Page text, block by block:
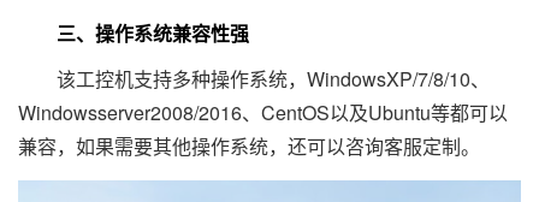
三、操作系统兼容性强
该工控机支持多种操作系统，WindowsXP/7/8/10、
Windowsserver2008/2016、CentOS以及Ubuntu等都可以
兼容，如果需要其他操作系统，还可以咨询客服定制。